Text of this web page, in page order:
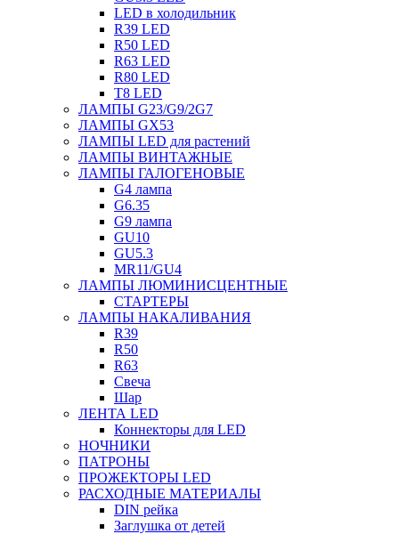
LED в холодильник
R39 LED
R50 LED
R63 LED
R80 LED
T8 LED
ЛАМПЫ G23/G9/2G7
ЛАМПЫ GX53
ЛАМПЫ LED для растений
ЛАМПЫ ВИНТАЖНЫЕ
ЛАМПЫ ГАЛОГЕНОВЫЕ
G4 лампа
G6.35
G9 лампа
GU10
GU5.3
MR11/GU4
ЛАМПЫ ЛЮМИНИСЦЕНТНЫЕ
СТАРТЕРЫ
ЛАМПЫ НАКАЛИВАНИЯ
R39
R50
R63
Свеча
Шар
ЛЕНТА LED
Коннекторы для LED
НОЧНИКИ
ПАТРОНЫ
ПРОЖЕКТОРЫ LED
РАСХОДНЫЕ МАТЕРИАЛЫ
DIN рейка
Заглушка от детей